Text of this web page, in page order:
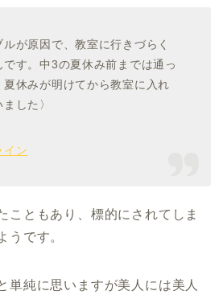
ルが原因で、教室に行きづらく
す。中3の夏休み前までは通っ
休みが明けてから教室に入れ
した〉
イン
こともあり、標的にされてしま
うです。
単純に思いますが美人には美人